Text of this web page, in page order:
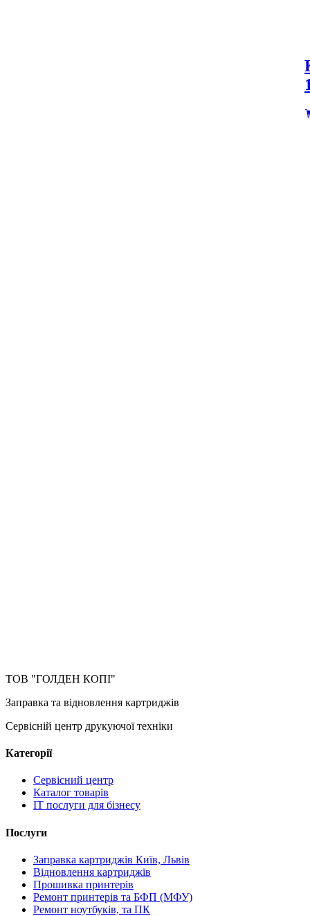
ТОВ "ГОЛДЕН КОПІ"
Заправка та відновлення картриджів
Сервісній центр друкуючої техніки
Категорії
Сервісний центр
Каталог товарів
IT послуги для бізнесу
Послуги
Заправка картриджів Київ, Львів
Відновлення картриджів
Прошивка принтерів
Ремонт принтерів та БФП (МФУ)
Ремонт ноутбуків, та ПК